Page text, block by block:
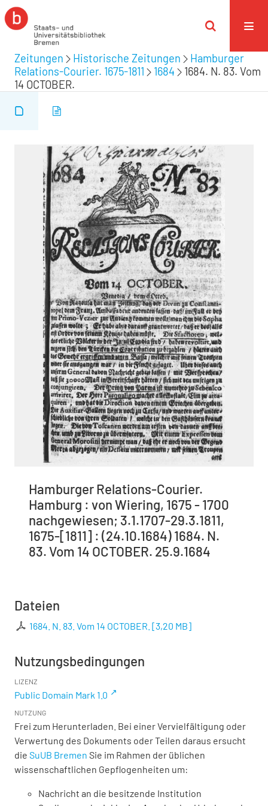
Zeitungen Historische Zeitungen
Hamburger
Relations-Courier. 1675-1811
1684
1684. N. 83. Vom
14 OCTOBER.
Hamburger Relations-Courier.
Hamburg : von Wiering, 1675 - 1700
nachgewiesen; 3.1.1707-29.3.1811,
1675-[1811] : (24.10.1684) 1684. N.
83. Vom 14 OCTOBER. 25.9.1684
Dateien
1684. N. 83. Vom 14 OCTOBER. [3,20 MB]
Nutzungsbedingungen
LIZENZ
Public Domain Mark 1.0
NUTZUNG
Frei zum Herunterladen. Bei einer Vervielfältigung oder
Verwertung des Dokuments oder Teilen daraus ersucht
die SuUB Bremen Sie im Rahmen der üblichen
wissenschaftlichen Gepflogenheiten um:
Nachricht an die besitzende Institution